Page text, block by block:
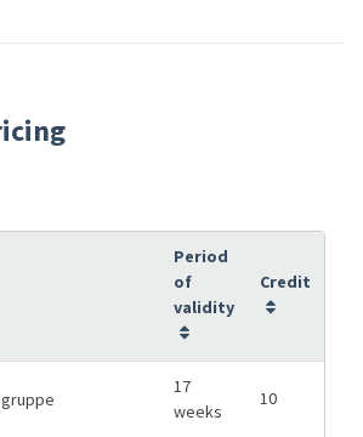
Period
of
validity
Credit
17
weeks
10